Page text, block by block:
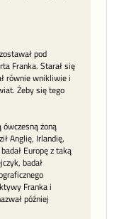
pod
Franka. Starał się
równie wnikliwie i
Żeby się tego
żoną
Anglię, Irlandię,
Europę z taką
badał
Franka i
później